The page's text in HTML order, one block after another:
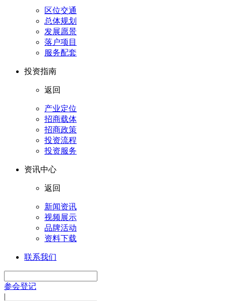
区位交通
总体规划
发展愿景
落户项目
服务配套
投资指南
返回
产业定位
招商载体
招商政策
投资流程
投资服务
资讯中心
返回
新闻资讯
视频展示
品牌活动
资料下载
联系我们
参会登记
|